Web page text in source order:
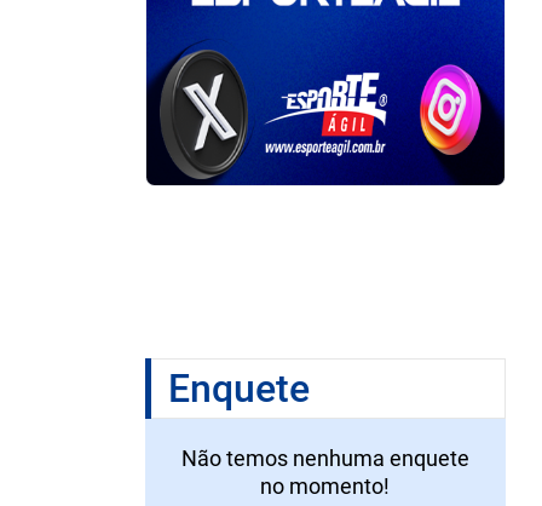
Enquete
Não temos nenhuma enquete
no momento!